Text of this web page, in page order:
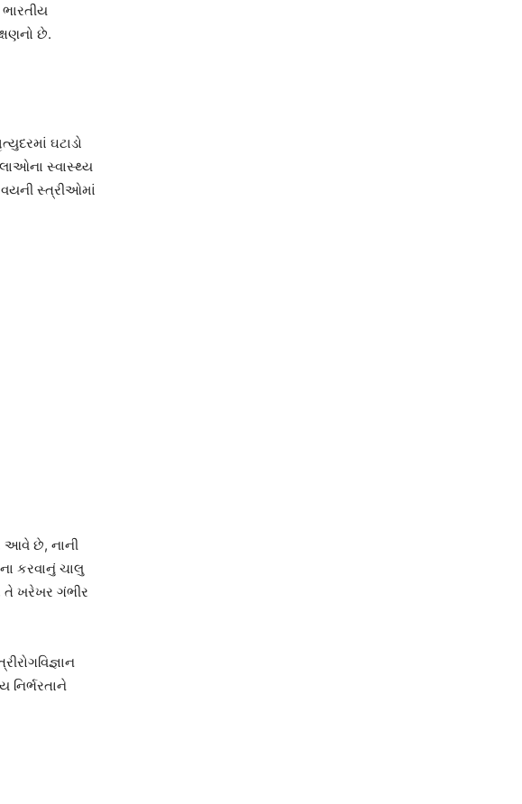
છે.
ઘટાડો
સ્વાસ્થ્ય
સ્ત્રીઓમાં
આવે છે, નાની
કરવાનું ચાલુ
તે ખરેખર ગંભીર
નિર્ભરતાને